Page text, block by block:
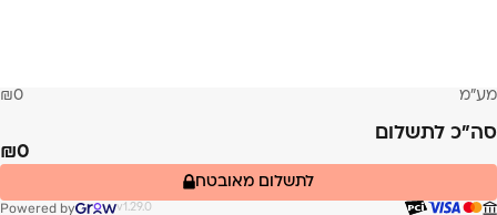
מע״מ 0
סה״כ לתשלום
0
לתשלום מאובטח
Powered by v1.29.0